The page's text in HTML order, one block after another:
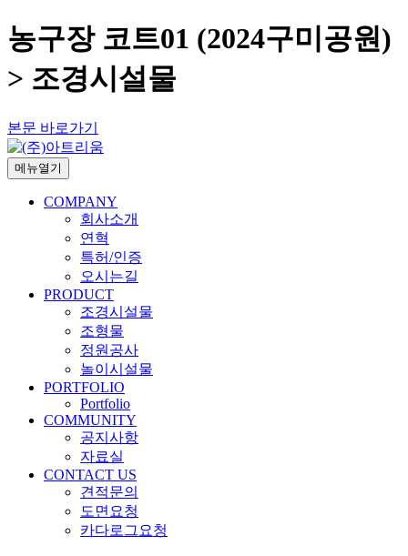
농구장 코트01 (2024구미공원)
> 조경시설물
본문 바로가기
메뉴열기
COMPANY
회사소개
연혁
특허/인증
오시는길
PRODUCT
조경시설물
조형물
정원공사
놀이시설물
PORTFOLIO
Portfolio
COMMUNITY
공지사항
자료실
CONTACT US
견적문의
도면요청
카다로그요청